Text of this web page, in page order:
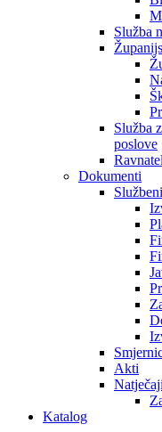
Služba
Služba
poslove
Dokumenti
Akti
Natječaji
Katalog